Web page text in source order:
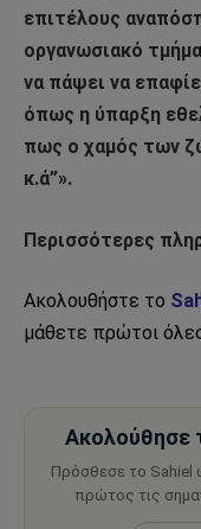
επιτέλους
οργανωσιακό
να πάψει να
όπως η ύπαρξη
πως ο χαμός των
κ.ά”».
Περισσότερες
Ακολουθήστε το
μάθετε πρώτοι όλες
Ακολούθησε
Πρόσθεσε το Sahiel
πρώτος τις